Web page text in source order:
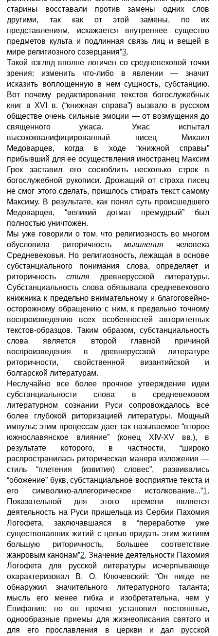
старины восставали против замены одних слов
другими, так как от этой замены, по их
представлениям, искажается внутреннее существо
предметов культа и подлинная связь лиц и вещей в
мире религиозного созерцания”3.
Такой взгляд вполне логичен со средневековой точки
зрения: изменить что-либо в явлении — значит
исказить воплощенную в нем сущность, субстанцию.
Вот почему редактирование текстов богослужебных
книг в XVI в. (“книжная справа”) вызвало в русском
обществе очень сильные эмоции — от возмущения до
священного ужаса. Ужас испытал
высококвалифицированный писец Михаил
Медоварцев, когда в ходе “книжной справы”
прибывший для ее осуществления иностранец Максим
Грек заставил его соскоблить несколько строк в
богослужебной рукописи. Дрожащий от страха писец
не смог этого сделать, пришлось стирать текст самому
Максиму. В результате, как понял суть происшедшего
Медоварцев, “великий догмат премудрый” был
полностью уничтожен.
Мы уже говорили о том, что религиозность во многом
обусловила риторичность мышления человека
Средневековья. Но религиозность, лежащая в основе
субстанциального понимания слова, определяет и
риторичность стиля древнерусской литературы.
Субстанциальность слова обязывала средневекового
книжника к предельно внимательному и благоговейно-
осторожному обращению с ним, к предельно точному
воспроизведению всех особенностей авторитетных
текстов-образцов. Таким образом, субстанциальность
слова является второй главной причиной
воспроизведения в древнерусской литературе
риторичности, свойственной византийской и
болгарской литературам.
Неслучайно все более прочное утверждение идеи
субстанциальности слова в средневековом
литературном сознании Руси сопровождалось все
более глубокой риторизацией литературы. Мощный
импульс этим процессам дает так называемое “второе
южнославянское влияние” (конец XIV-XV вв.), в
результате которого, в частности, “широко
распространилась риторическая манера изложения —
стиль “плетения (извития) словес”, развивались
“обожение” букв, субстанциальное восприятие текста и
его символико-аллегорическое истолкование...”1.
Показательной для этого времени является
деятельность на Руси пришельца из Сербии Пахомия
Логофета, заключавшаяся в “переработке уже
существовавших житий с целью придать этим житиям
большую риторичность, большее соответствие
жанровым канонам”2. Значение деятельности Пахомия
Логофета для русской литературы исчерпывающе
охарактеризовал В. О. Ключевский: “Он нигде не
обнаружил значительного литературного таланта;
мысль его менее гибка и изобретательна, чем у
Епифания; но он прочно установил постоянные,
однообразные приемы для жизнеописания святого и
для его прославления в церкви и дал русской